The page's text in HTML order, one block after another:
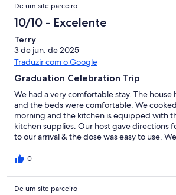
De um site parceiro
10/10 - Excelente
Terry
3 de jun. de 2025
Traduzir com o Google
Graduation Celebration Trip
We had a very comfortable stay. The house
and the beds were comfortable. We
morning and the kitchen is equipped with
kitchen supplies. Our host gave directions
to our arrival & the dose was easy to use.
0
De um site parceiro